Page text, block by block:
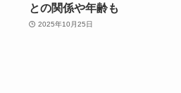
との関係や年齢も
2025年10月25日